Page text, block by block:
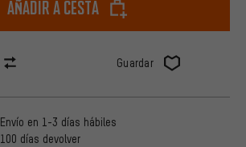
Añadir a cesta
Guardar
Envío en 1-3 días hábiles
100 días devolver